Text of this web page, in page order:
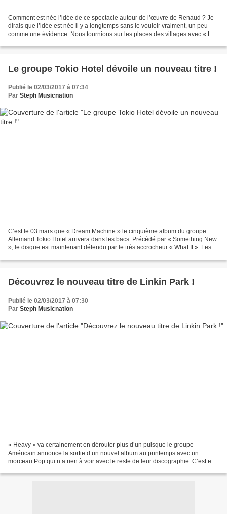
Comment est née l’idée de ce spectacle autour de l’œuvre de Renaud ? Je
dirais que l’idée est née il y a longtemps sans le vouloir vraiment, un peu
comme une évidence. Nous tournions sur les places des villages avec « Le
Le groupe Tokio Hotel dévoile un nouveau titre !
Publié le 02/03/2017 à 07:34
Par Steph Musicnation
C’est le 03 mars que « Dream Machine » le cinquième album du groupe
Allemand Tokio Hotel arrivera dans les bacs. Précédé par « Something New
», le disque est maintenant défendu par le très accrocheur « What If ». Les
Découvrez le nouveau titre de Linkin Park !
Publié le 02/03/2017 à 07:30
Par Steph Musicnation
« Heavy » va certainement en dérouter plus d’un puisque le groupe
Américain annonce la sortie d’un nouvel album au printemps avec un
morceau Pop qui n’a rien à voir avec le reste de leur discographie. C’est en